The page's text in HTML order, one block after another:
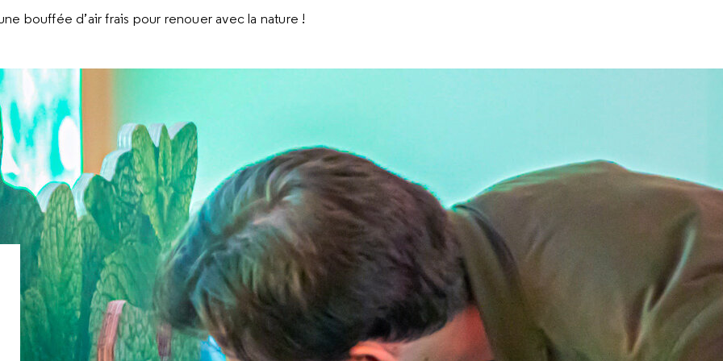
bouffée d’air frais pour renouer avec la nature !